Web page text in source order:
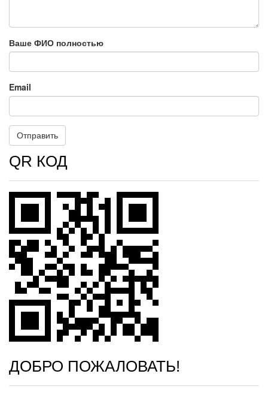
Ваше ФИО полностью
Email
QR КОД
ДОБРО ПОЖАЛОВАТЬ!